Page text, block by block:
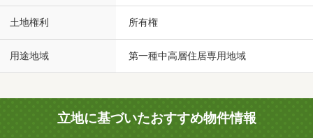
土地権利 所有権
用途地域 第一種中高層住居専用地域
立地に基づいたおすすめ物件情報